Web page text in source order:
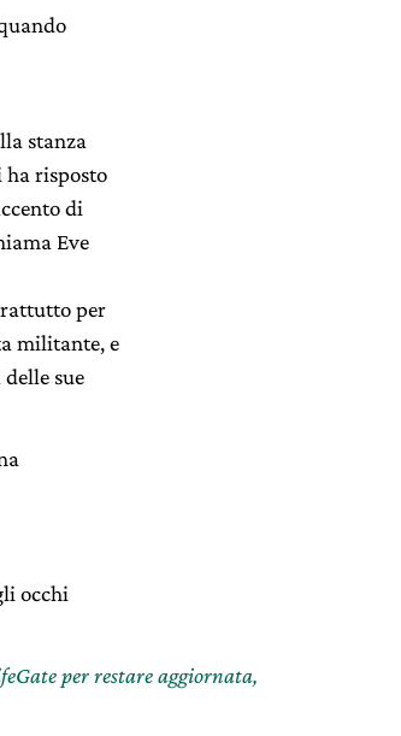
stanza
ha risposto
di
Eve
per
militante, e
sue
occhi
per restare aggiornata,